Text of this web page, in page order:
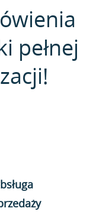
pełnej